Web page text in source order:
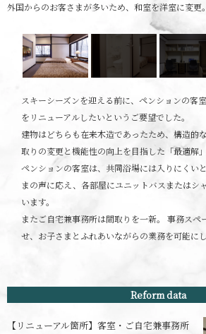
外国からのお客さまが多いため、和室を洋室に変更。
スキーシーズンを迎える前に、ペンションの客
をリニューアルしたいというご要望でした。
建物はどちらも在来木造であったため、構造的
取りの変更と機能性の向上を目指した「最適解」
ペンションの客室は、共同浴場には入りにくい
まの声に応え、各部屋にユニットバスまたはシ
います。
またご自宅兼事務所は間取りを一新。 事務スペ
せ、お子さまとふれあいながらの業務を可能にし
Reform data
【リニューアル箇所】 客室・ご自宅兼事務所